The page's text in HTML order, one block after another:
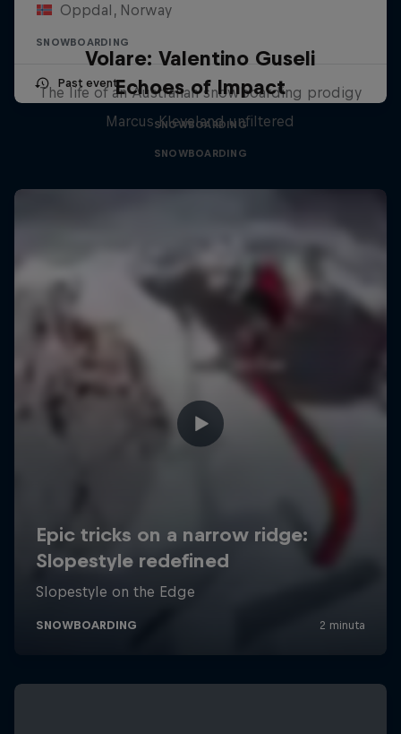
Oppdal, Norway
SNOWBOARDING
Past event
Volare: Valentino Guseli
The life of an Australian snowboarding prodigy
SNOWBOARDING
Echoes of Impact
Marcus Kleveland unfiltered
SNOWBOARDING